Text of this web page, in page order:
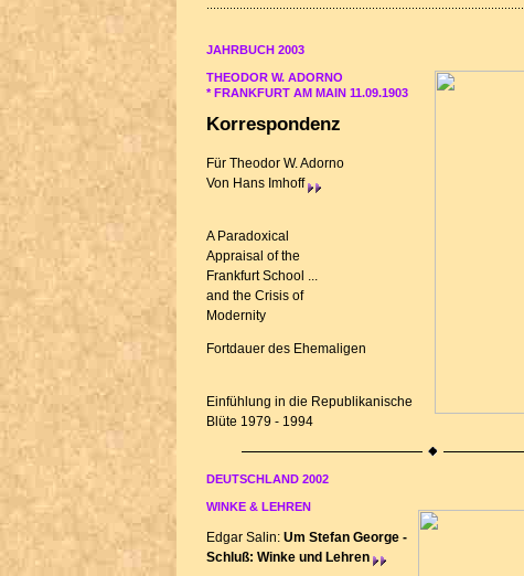
JAHRBUCH 2003
THEODOR W. ADORNO
* FRANKFURT AM MAIN 11.09.1903
Korrespondenz
Für Theodor W. Adorno
Von Hans Imhoff
A Paradoxical
Appraisal of the
Frankfurt School ...
and the Crisis of
Modernity
Fortdauer des Ehemaligen
Einfühlung in die Republikanische
Blüte 1979 - 1994
DEUTSCHLAND 2002
WINKE & LEHREN
Edgar Salin:Um Stefan George -
Schluß: Winke und Lehren